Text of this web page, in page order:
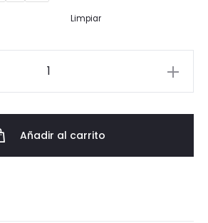
109,90€.
es:
65,94€.
Limpiar
Añadir al carrito